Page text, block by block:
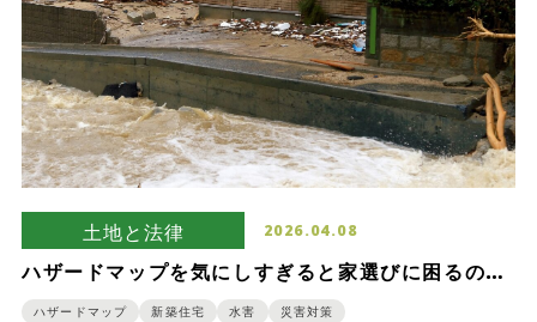
土地と法律 2026.04.08
ハザードマップを気にしすぎると家選びに困るので
注意！
ハザードマップ 新築住宅 水害 災害対策